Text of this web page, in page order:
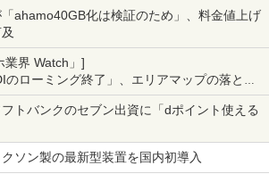
「ahamo40GB化は検証のため」、料金値上げ
業界 Watch」]
ローミング終了」、エリアマップの落とし
課題
トバンクのセブン出資に「dポイント使える
ソン製の最新型装置を国内初導入